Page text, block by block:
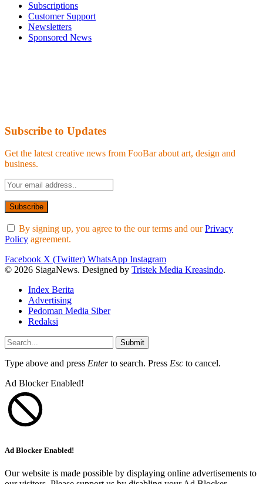
Subscriptions
Customer Support
Newsletters
Sponsored News
Subscribe to Updates
Get the latest creative news from FooBar about art, design and
business.
By signing up, you agree to the our terms and ourPrivacy
Policy agreement.
Facebook X (Twitter) WhatsApp Instagram
© 2026 SiagaNews. Designed by Tristek Media Kreasindo.
Index Berita
Advertising
Pedoman Media Siber
Redaksi
Submit
Type above and press Enterto search. Press Esc to cancel.
Ad Blocker Enabled!
Ad Blocker Enabled!
Our website is made possible by displaying online advertisements to